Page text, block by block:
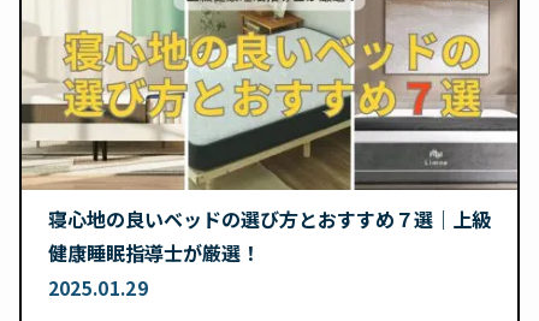
寝心地の良いベッドの選び方とおすすめ７選｜上級
健康睡眠指導士が厳選！
2025.01.29